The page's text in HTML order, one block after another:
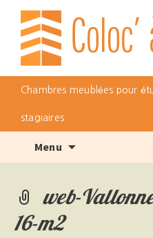
Chambres meublées pour
stagiaires
Menu
web-
16-m2